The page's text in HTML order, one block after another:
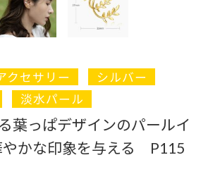
クセサリー
シルバー
淡水パール
葉っぱデザインのパールイ
やかな印象を与える P115